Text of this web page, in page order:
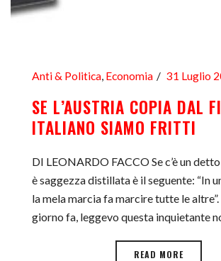
Anti & Politica, Economia 31 Luglio
SE L’AUSTRIA COPIA DAL
ITALIANO SIAMO FRITTI
DI LEONARDO FACCO Se c’è un
è saggezza distillata è il seguente: “In
la mela marcia fa marcire tutte le
giorno fa, leggevo questa inquietante
READ MORE